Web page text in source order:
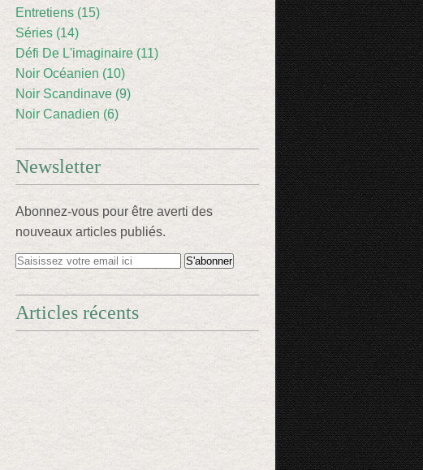
Entretiens (15)
Séries (14)
Défi De L'imaginaire (11)
Noir Océanien (10)
Noir Scandinave (9)
Noir Canadien (6)
Newsletter
Abonnez-vous pour être averti des
nouveaux articles publiés.
Articles récents